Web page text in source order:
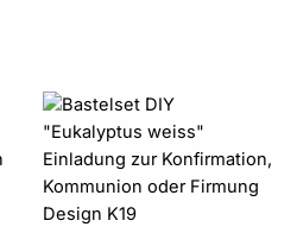
Preisspanne:
bis
85,50 €